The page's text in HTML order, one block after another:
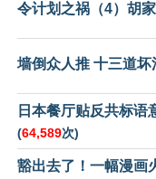
令计划之祸（4）胡
墙倒众人推 十三道坏
日本餐厅贴反共标语
(64,589次)
豁出去了！一幅漫画